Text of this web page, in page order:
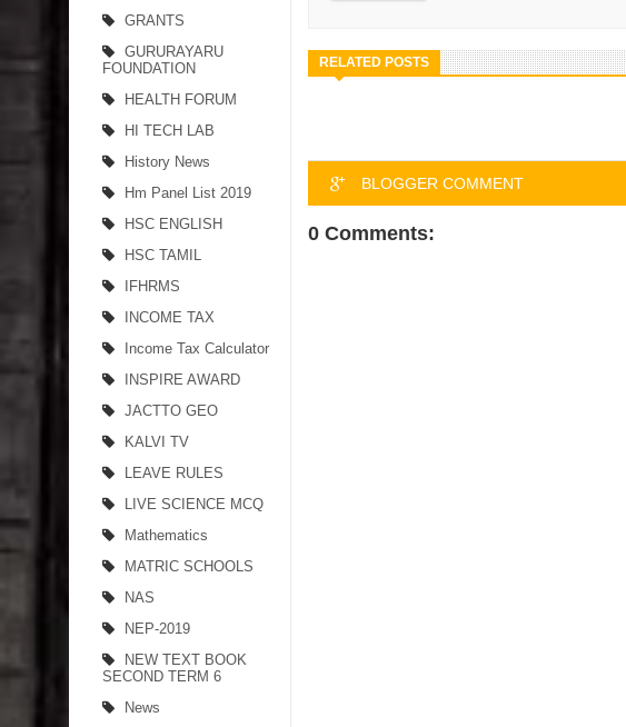
GRANTS
GURURAYARU
FOUNDATION
HEALTH FORUM
HI TECH LAB
History News
Hm Panel List 2019
HSC ENGLISH
HSC TAMIL
IFHRMS
INCOME TAX
Income Tax Calculator
INSPIRE AWARD
JACTTO GEO
KALVI TV
LEAVE RULES
LIVE SCIENCE MCQ
Mathematics
MATRIC SCHOOLS
NAS
NEP-2019
NEW TEXT BOOK
SECOND TERM 6
News
RELATED POSTS
BLOGGER COMMENT
0 Comments: